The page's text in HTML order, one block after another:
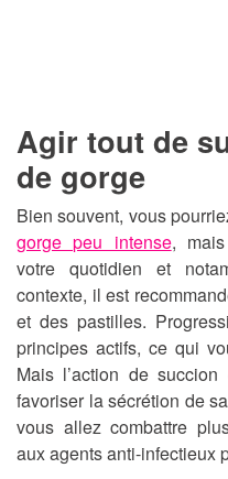
Agir tout de
de gorge
Bien souvent, vous
gorge peu intense,
votre quotidien et
contexte, il est
et des pastilles.
principes actifs, ce qui
Mais l’action de
favoriser la sécrétion de
vous allez combattre
aux agents anti-infectieux